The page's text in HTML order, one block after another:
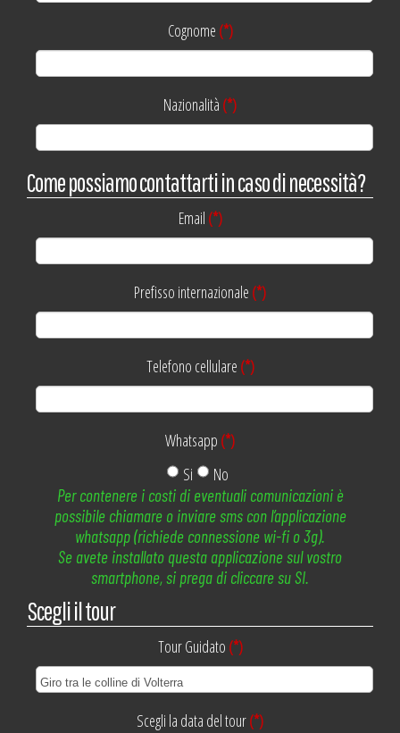
Cognome (*)
Nazionalità (*)
Come possiamo contattarti in caso di necessità?
Email (*)
Prefisso internazionale (*)
Telefono cellulare (*)
Whatsapp (*)
Si
No
Per contenere i costi di eventuali comunicazioni è
possibile chiamare o inviare sms con l’applicazione
whatsapp (richiede connessione wi-fi o 3g).
Se avete installato questa applicazione sul vostro
smartphone, si prega di cliccare su SI.
Scegli il tour
Tour Guidato (*)
Scegli la data del tour(*)